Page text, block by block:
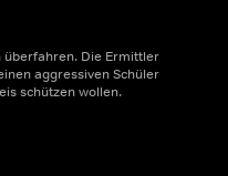
überfahren. Die Ermittler
aggressiven Schüler
schützen wollen.